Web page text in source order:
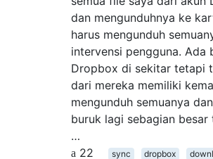
dan mengunduhnya ke
harus mengunduh
intervensi pengguna. Ada
Dropbox di sekitar tetapi
dari mereka memiliki
mengunduh semuanya
buruk lagi sebagian
…
22
sync dropbox